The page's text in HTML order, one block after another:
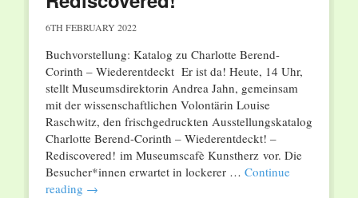
6TH FEBRUARY 2022
Buchvorstellung: Katalog zu Charlotte Berend-
Corinth – Wiederentdeckt Er ist da! Heute, 14 Uhr,
stellt Museumsdirektorin Andrea Jahn, gemeinsam
mit der wissenschaftlichen Volontärin Louise
Raschwitz, den frischgedruckten Ausstellungskatalog
Charlotte Berend-Corinth – Wiederentdeckt! –
Rediscovered! im Museumscafè Kunstherz vor. Die
Besucher*innen erwartet in lockerer … Continue
reading →